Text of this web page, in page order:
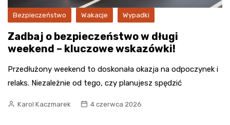
Bezpieczeństwo Wakacje Wypadki
Zadbaj o bezpieczeństwo w długi
weekend – kluczowe wskazówki!
Przedłużony weekend to doskonała okazja na odpoczynek i
relaks. Niezależnie od tego, czy planujesz spędzić
Karol Kaczmarek 4 czerwca 2026